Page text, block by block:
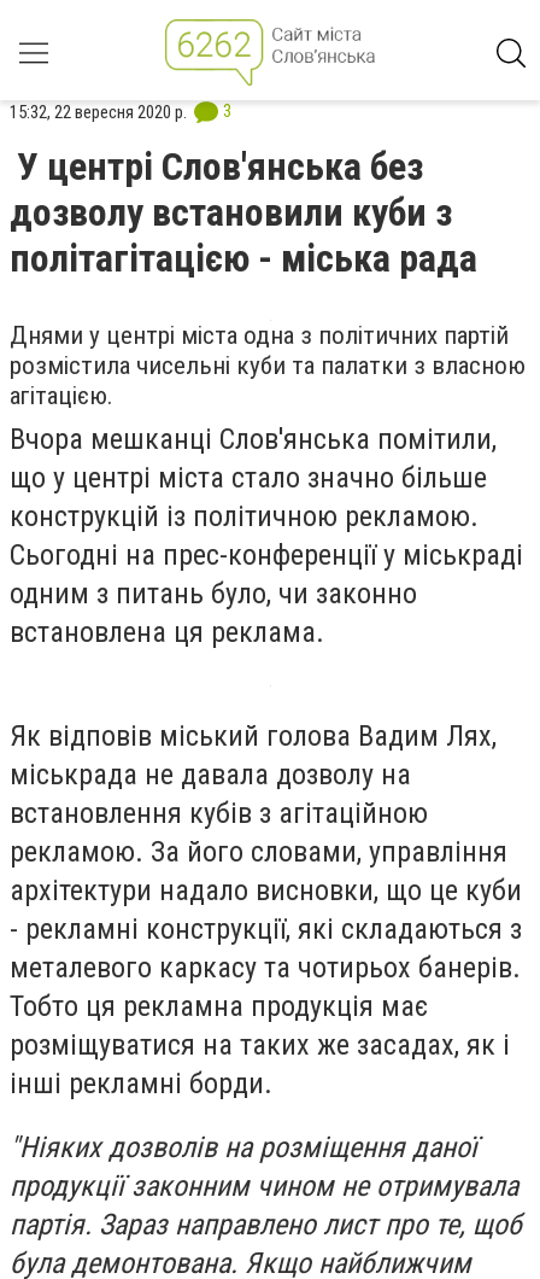
15:32, 22 вересня 2020 р. 3
У центрі Слов'янська без
дозволу встановили куби з
політагітацією - міська рада
Днями у центрі міста одна з політичних партій
розмістила чисельні куби та палатки з власною
агітацією.
Вчора мешканці Слов'янська помітили,
що у центрі міста стало значно більше
конструкцій із політичною рекламою.
Сьогодні на прес-конференції у міськраді
одним з питань було, чи законно
встановлена ця реклама.
Як відповів міський голова Вадим Лях,
міськрада не давала дозволу на
встановлення кубів з агітаційною
рекламою. За його словами, управління
архітектури надало висновки, що це куби
- рекламні конструкції, які складаються з
металевого каркасу та чотирьох банерів.
Тобто ця рекламна продукція має
розміщуватися на таких же засадах, як і
інші рекламні борди.
"Ніяких дозволів на розміщення даної
продукції законним чином не отримувала
партія. Зараз направлено лист про те, щоб
була демонтована. Якщо найближчим